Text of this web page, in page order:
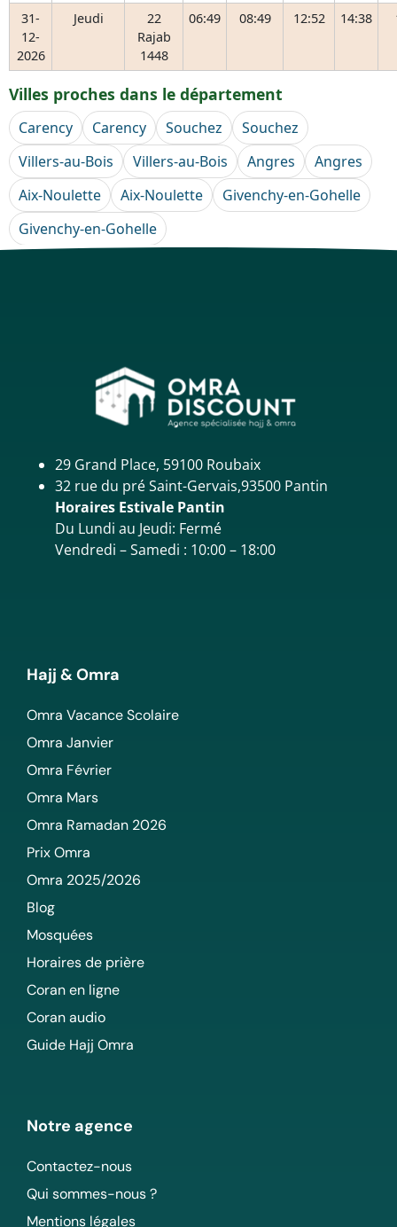
31-
12-
2026
Jeudi
22
Rajab
1448
06:49 08:49 12:52 14:38
Villes proches dans le département
Carency Carency Souchez
Souchez
Villers-au-Bois
Villers-au-Bois Angres
Angres
Aix-Noulette
Aix-Noulette
Givenchy-en-Gohelle
Givenchy-en-Gohelle
29 Grand Place, 59100 Roubaix
32 rue du pré Saint-Gervais,93500 Pantin
Horaires Estivale Pantin
Du Lundi au Jeudi: Fermé
Vendredi – Samedi : 10:00 – 18:00
Hajj & Omra
Omra Vacance Scolaire
Omra Janvier
Omra Février
Omra Mars
Omra Ramadan 2026
Prix Omra
Omra 2025/2026
Blog
Mosquées
Horaires de prière
Coran en ligne
Coran audio
Guide Hajj Omra
Notre agence
Contactez-nous
Qui sommes-nous ?
Mentions légales